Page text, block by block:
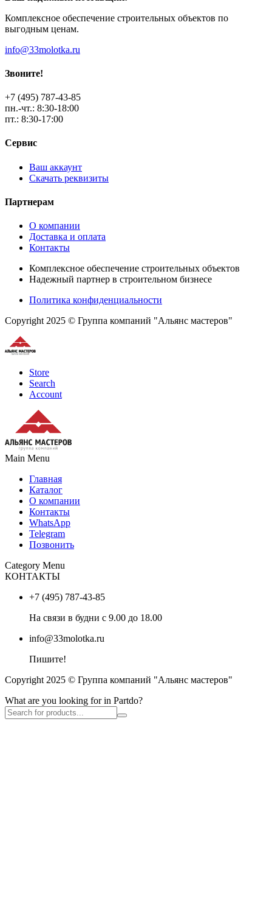
Комплексное обеспечение строительных объектов по
выгодным ценам.
info@33molotka.ru
Звоните!
+7 (495) 787-43-85
пн.-чт.: 8:30-18:00
пт.: 8:30-17:00
Сервис
Ваш аккаунт
Скачать реквизиты
Партнерам
О компании
Доставка и оплата
Контакты
Комплексное обеспечение строительных объектов
Надежный партнер в строительном бизнесе
Политика конфиденциальности
Copyright 2025 © Группа компаний "Альянс мастеров"
Store
Search
Account
Main Menu
Главная
Каталог
О компании
Контакты
WhatsApp
Telegram
Позвонить
Category Menu
КОНТАКТЫ
+7 (495) 787-43-85
На связи в будни с 9.00 до 18.00
info@33molotka.ru
Пишите!
Copyright 2025 © Группа компаний "Альянс мастеров"
What are you looking for in Partdo?